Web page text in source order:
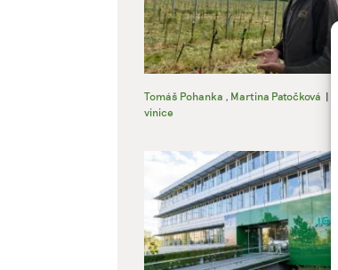
Tomáš Pohanka Martina Patočková |
vinice